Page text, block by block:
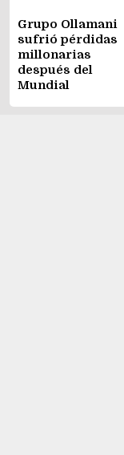
Grupo Ollamani
sufrió pérdidas
millonarias
después del
Mundial